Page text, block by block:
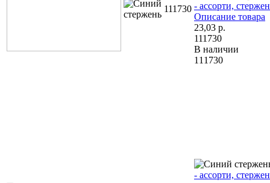
111730 - ассорти,
Описание товара
23,03 р.
111730
В наличии
111730
- ассорти,